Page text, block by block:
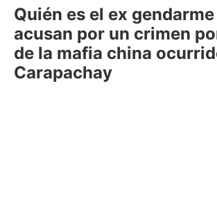
Quién es el ex
acusan por un crimen
de la mafia china
Carapachay